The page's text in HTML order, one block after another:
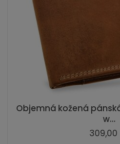
Objemná kožená
w...
309,00